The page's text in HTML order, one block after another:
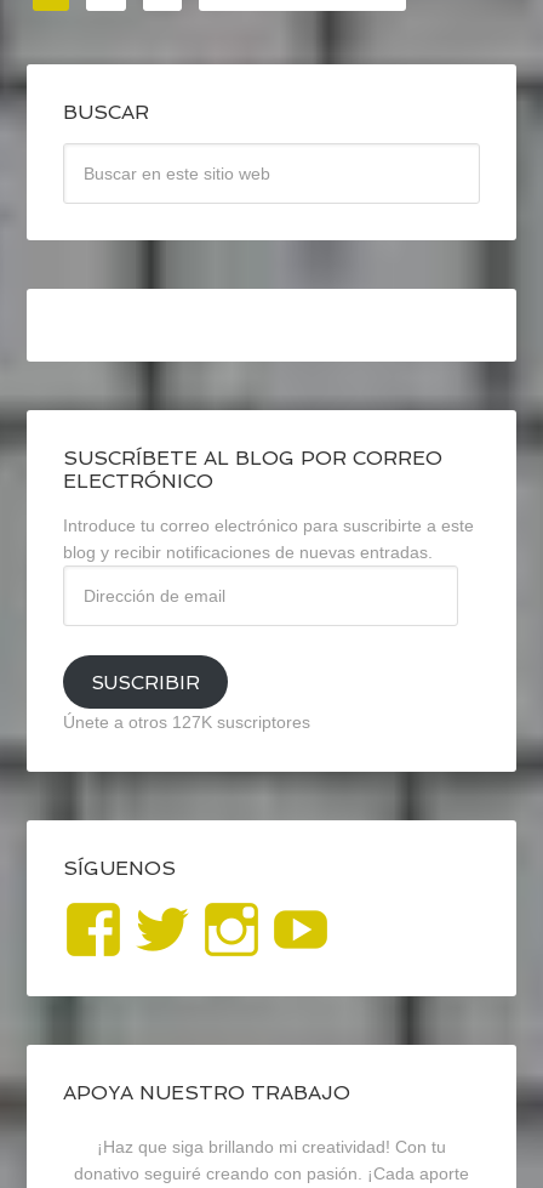
BUSCAR
SUSCRÍBETE AL BLOG POR CORREO
ELECTRÓNICO
Introduce tu correo electrónico para suscribirte a este
blog y recibir notificaciones de nuevas entradas.
email
SUSCRIBIR
Únete a otros 127K suscriptores
SÍGUENOS
Ver
perfil
de
blogrecursosep
en
Ver
perfil
de
recursosep
en
Ver
perfil
de
recursosep
en
APOYA NUESTRO TRABAJO
¡Haz que siga brillando mi creatividad! Con tu
donativo seguiré creando con pasión. ¡Cada aporte